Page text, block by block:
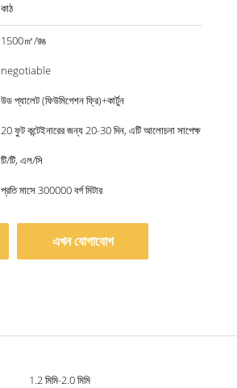
কাঠ
1500㎡/রঙ
negotiable
উড প্যালেট (ফিউমিগেশন ফ্রি)+কার্টুন
20 ফুট কন্টেইনারের জন্য 20-30 দিন, এটি আলোচনা সাপেক্ষ
টি/টি, এল/সি
প্রতি মাসে 300000 বর্গ মিটার
এখন যোগাযোগ
1.2 মিমি-2.0 মিমি